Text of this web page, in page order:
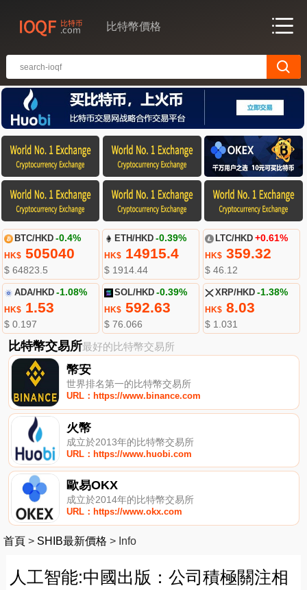
比特幣價格
BTC/HKD -0.4%
HK$505040
$ 64823.5
ETH/HKD -0.39%
HK$ 14915.4
$ 1914.44
LTC/HKD +0.61%
HK$359.32
$ 46.12
ADA/HKD -1.08%
HK$1.53
$ 0.197
SOL/HKD -0.39%
HK$ 592.63
$ 76.066
XRP/HKD -1.38%
HK$8.03
$ 1.031
比特幣交易所最好的比特幣交易所
幣安
世界排名第一的比特幣交易所
URL：https://www.binance.com
火幣
成立於2013年的比特幣交易所
URL：https://www.huobi.com
歐易OKX
成立於2014年的比特幣交易所
URL：https://www.okx.com
首頁 > SHIB最新價格 > Info
人工智能:中國出版：公司積極關注相